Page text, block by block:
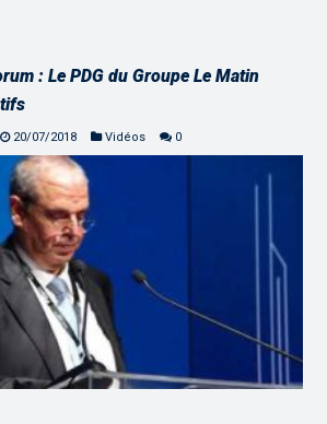
: Le PDG du Groupe Le Matin
20/07/2018 Vidéos 0